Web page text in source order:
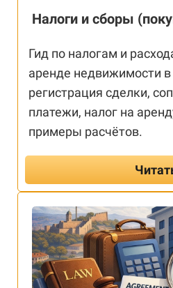
Налоги и сборы
Гид по налогам и
аренде недвижимости в
регистрация сделки,
платежи, налог на
примеры расчётов.